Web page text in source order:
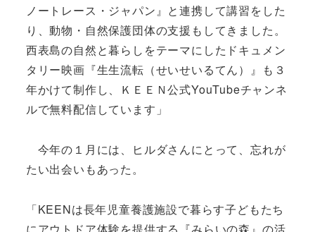
ノートレース・ジャパン』と連携して講習をした
り、動物・自然保護団体の支援もしてきました。
西表島の自然と暮らしをテーマにしたドキュメン
タリー映画『生生流転（せいせいるてん）』も３
年かけて制作し、ＫＥＥＮ公式YouTubeチャンネ
ルで無料配信しています」
今年の１月には、ヒルダさんにとって、忘れが
たい出会いもあった。
「KEENは長年児童養護施設で暮らす子どもたち